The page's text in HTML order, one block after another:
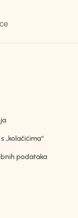
„kolačićima“
podataka